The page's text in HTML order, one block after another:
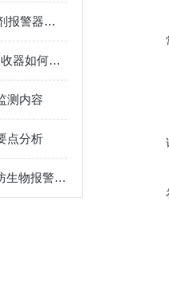
BFS4700型人防化学毒剂报警器是重要技术屏障
RFP-1000型人防过滤吸收器如何提升防护设施的整体效能？
测内容
点分析
如何通过RFQC01型人防生物报警器提高应急防护能力？